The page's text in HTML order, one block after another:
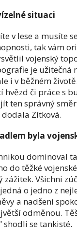
situaci
v lese a musíte
tak vám
vojenský
je užitečná
i v běžném
hvězd či práce s
ten správný
dodala Zítková.
byla
dominoval
do těžké
zážitek. Všichni
o jedno z
a nadšení
odměnou.
shodli se tankisté.